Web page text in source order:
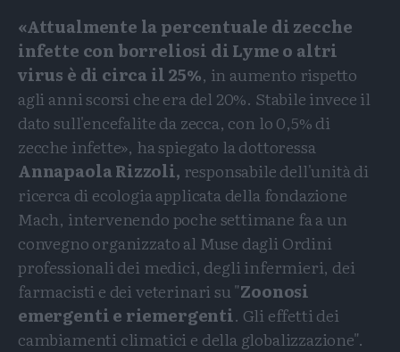
«Attualmente la percentuale di zecche
infette con borreliosi di Lyme o altri
virus è di circa il 25%, in aumento rispetto
agli anni scorsi che era del 20%. Stabile invece il
dato sull'encefalite da zecca, con lo 0,5% di
zecche infette», ha spiegato la dottoressa
Annapaola Rizzoli, responsabile dell'unità di
ricerca di ecologia applicata della fondazione
Mach, intervenendo poche settimane fa a un
convegno organizzato al Muse dagli Ordini
professionali dei medici, degli infermieri, dei
farmacisti e dei veterinari su "Zoonosi
emergenti e riemergenti. Gli effetti dei
cambiamenti climatici e della globalizzazione".